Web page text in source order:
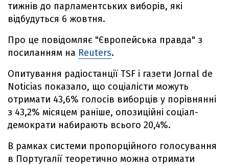
тижнів до парламентських виборів, які
відбудуться 6 жовтня.
Про це повідомляє "Європейська правда" з
посиланням на Reuters.
Опитування радіостанції TSF і газети Jornal de
Noticias показало, що соціалісти можуть
отримати 43,6% голосів виборців у порівнянні
з 43,2% місяцем раніше, опозиційні соціал-
демократи набирають всього 20,4%.
В рамках системи пропорційного голосування
в Португалії теоретично можна отримати